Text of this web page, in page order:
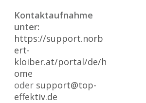
Kontaktaufnahme
unter:
https://support.norb
ert-
kloiber.at/portal/de/h
ome
oder support@top-
effektiv.de